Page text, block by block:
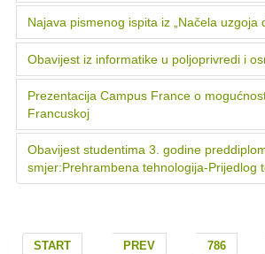
Najava pismenog ispita iz „Načela uzgoja
Obavijest iz informatike u poljoprivredi i
Prezentacija Campus France o
Francuskoj
Obavijest studentima 3. godine
smjer:Prehrambena tehnologija-Prijedlog
START PREV 786